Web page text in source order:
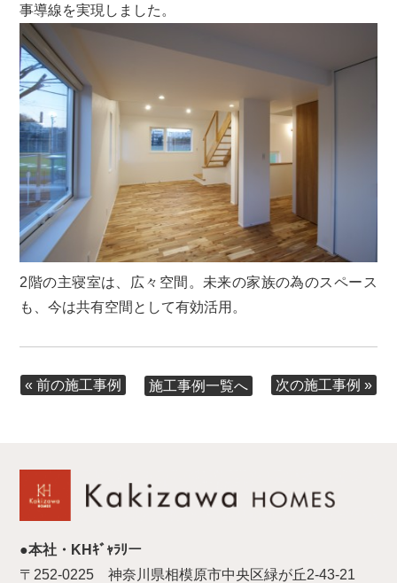
事導線を実現しました。
2階の主寝室は、広々空間。未来の家族の為のスペース
も、今は共有空間として有効活用。
施工事例一覧へ
« 前の施工事例 次の施工事例 »
●本社・KHｷﾞｬﾗﾘー
〒252-0225 神奈川県相模原市中央区緑が丘2-43-21